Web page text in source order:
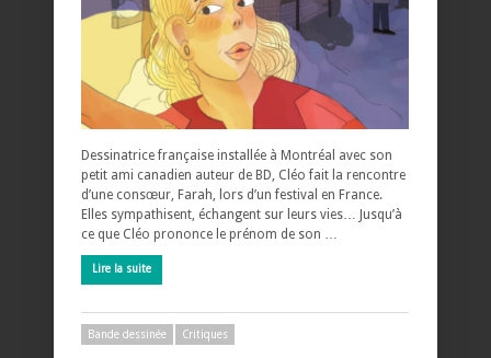
Dessinatrice française installée à Montréal avec son
petit ami canadien auteur de BD, Cléo fait la rencontre
d’une consœur, Farah, lors d’un festival en France.
Elles sympathisent, échangent sur leurs vies… Jusqu’à
ce que Cléo prononce le prénom de son …
Lire la suite
Bande dessinée Critiques